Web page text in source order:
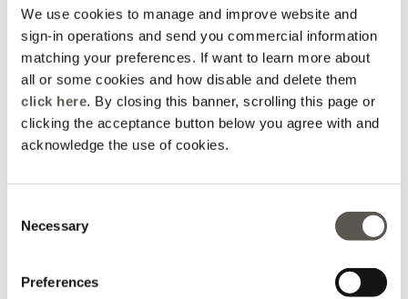
We use cookies to manage and improve website and
sign-in operations and send you commercial information
matching your preferences. If want to learn more about
all or some cookies and how disable and delete them
click here. By closing this banner, scrolling this page or
clicking the acceptance button below you agree with and
acknowledge the use of cookies.
Selection
Necessary
Preferences
T-Shirt aus Baumwolle
mit Kristallen und
Rüschen
Price reduced from
€ 54,90to -30% € 38,43
T-Shirt mit Tüll-
Applikation
Price reduced from
€ 64,90to -50% € 32,45